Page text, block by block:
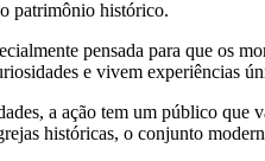
patrimônio histórico.
pensada para que os
e vivem experiências
a ação tem um público que
históricas, o conjunto